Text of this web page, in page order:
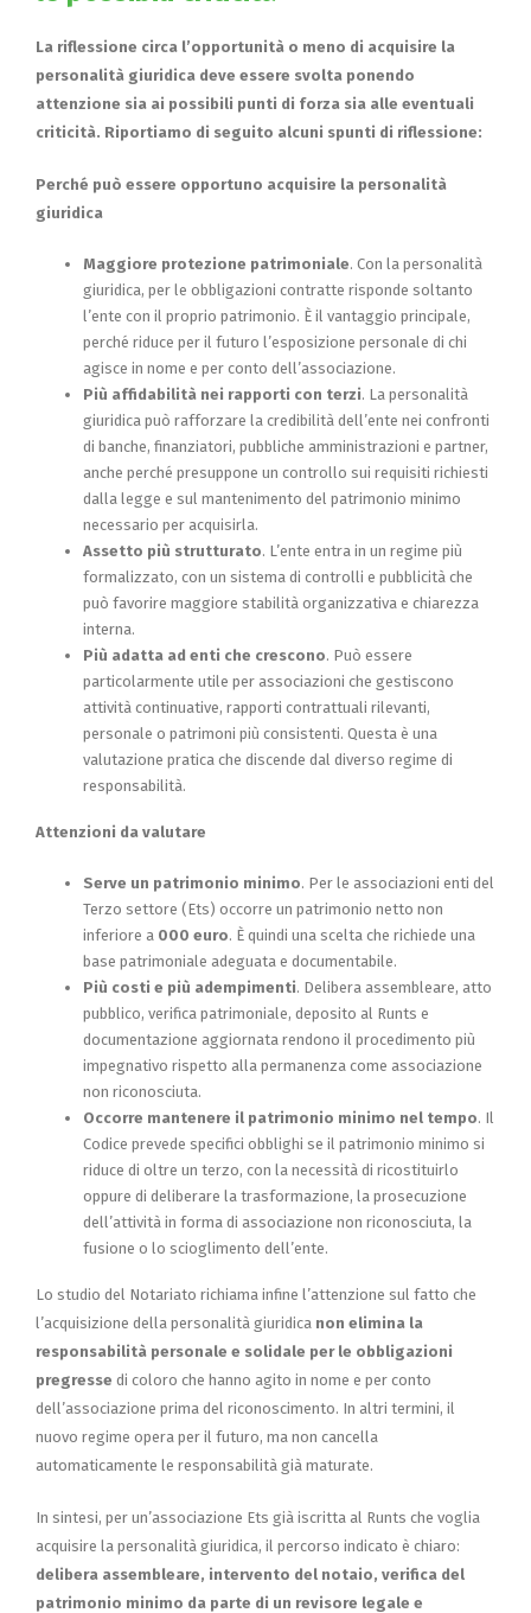
La riflessione circa l’opportunità o meno di acquisire la
personalità giuridica deve essere svolta ponendo
attenzione sia ai possibili punti di forza sia alle eventuali
criticità. Riportiamo di seguito alcuni spunti di riflessione:
Perché può essere opportuno acquisire la personalità
giuridica
Maggiore protezione patrimoniale. Con la personalità
giuridica, per le obbligazioni contratte risponde soltanto
l’ente con il proprio patrimonio. È il vantaggio principale,
perché riduce per il futuro l’esposizione personale di chi
agisce in nome e per conto dell’associazione.
Più affidabilità nei rapporti con terzi. La personalità
giuridica può rafforzare la credibilità dell’ente nei confronti
di banche, finanziatori, pubbliche amministrazioni e partner,
anche perché presuppone un controllo sui requisiti richiesti
dalla legge e sul mantenimento del patrimonio minimo
necessario per acquisirla.
Assetto più strutturato. L’ente entra in un regime più
formalizzato, con un sistema di controlli e pubblicità che
può favorire maggiore stabilità organizzativa e chiarezza
interna.
Più adatta ad enti che crescono. Può essere
particolarmente utile per associazioni che gestiscono
attività continuative, rapporti contrattuali rilevanti,
personale o patrimoni più consistenti. Questa è una
valutazione pratica che discende dal diverso regime di
responsabilità.
Attenzioni da valutare
Serve un patrimonio minimo. Per le associazioni enti del
Terzo settore (Ets) occorre un patrimonio netto non
inferiore a 000 euro. È quindi una scelta che richiede una
base patrimoniale adeguata e documentabile.
Più costi e più adempimenti. Delibera assembleare, atto
pubblico, verifica patrimoniale, deposito al Runts e
documentazione aggiornata rendono il procedimento più
impegnativo rispetto alla permanenza come associazione
non riconosciuta.
Occorre mantenere il patrimonio minimo nel tempo. Il
Codice prevede specifici obblighi se il patrimonio minimo si
riduce di oltre un terzo, con la necessità di ricostituirlo
oppure di deliberare la trasformazione, la prosecuzione
dell’attività in forma di associazione non riconosciuta, la
fusione o lo scioglimento dell’ente.
Lo studio del Notariato richiama infine l’attenzione sul fatto che
l’acquisizione della personalità giuridica non elimina la
responsabilità personale e solidale per le obbligazioni
pregresse di coloro che hanno agito in nome e per conto
dell’associazione prima del riconoscimento. In altri termini, il
nuovo regime opera per il futuro, ma non cancella
automaticamente le responsabilità già maturate.
In sintesi, per un’associazione Ets già iscritta al Runts che voglia
acquisire la personalità giuridica, il percorso indicato è chiaro:
delibera assembleare, intervento del notaio, verifica del
patrimonio minimo da parte di un revisore legale e